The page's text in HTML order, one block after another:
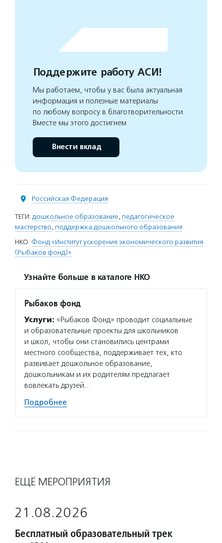
Поддержите работу АСИ!
Мы работаем, чтобы у вас была актуальная
информация и полезные материалы
по любому вопросу в благотворительности.
Вместе мы этого достигнем
Внести вклад
Российская Федерация
ТЕГИ: дошкольное образование, педагогическое
мастерство, поддержка дошкольного образования
НКО: Фонд «Институт ускорения экономического развития
(Рыбаков фонд)»
Узнайте больше в каталоге НКО
Рыбаков фонд
Услуги: «Рыбаков Фонд» проводит социальные
и образовательные проекты для школьников
и школ, чтобы они становились центрами
местного сообщества, поддерживает тех, кто
развивает дошкольное образование,
дошкольникам и их родителям предлагает
вовлекать друзей…
Подробнее
ЕЩЁ МЕРОПРИЯТИЯ
21.08.2026
Бесплатный образовательный трек